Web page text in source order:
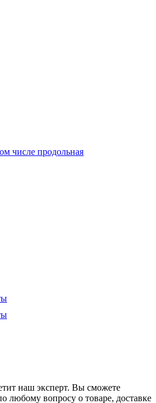
числе продольная
наш эксперт. Вы сможете
любому вопросу о товаре, доставке